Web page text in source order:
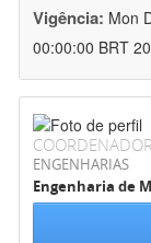
Vigência: Mon
00:00:00 BRT
ENGENHARIAS
Engenharia de